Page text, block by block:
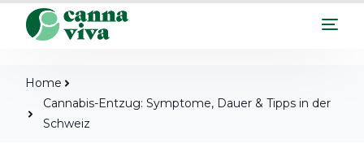
Home
Cannabis-Entzug: Symptome, Dauer & Tipps in der
Schweiz